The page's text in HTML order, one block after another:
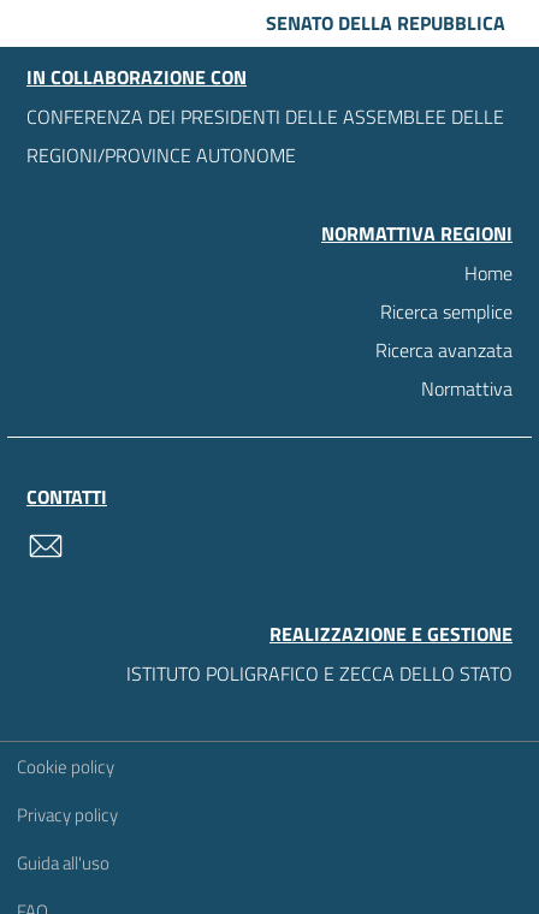
SENATO DELLA REPUBBLICA
IN COLLABORAZIONE CON
CONFERENZA DEI PRESIDENTI DELLE ASSEMBLEE DELLE
REGIONI/PROVINCE AUTONOME
NORMATTIVA REGIONI
Home
Ricerca semplice
Ricerca avanzata
Normattiva
CONTATTI
REALIZZAZIONE E GESTIONE
ISTITUTO POLIGRAFICO E ZECCA DELLO STATO
Sezione Link Utili
Cookie policy
Privacy policy
Guida all'uso